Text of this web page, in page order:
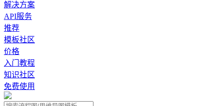
解决方案
API服务
推荐
模板社区
价格
入门教程
知识社区
免费使用